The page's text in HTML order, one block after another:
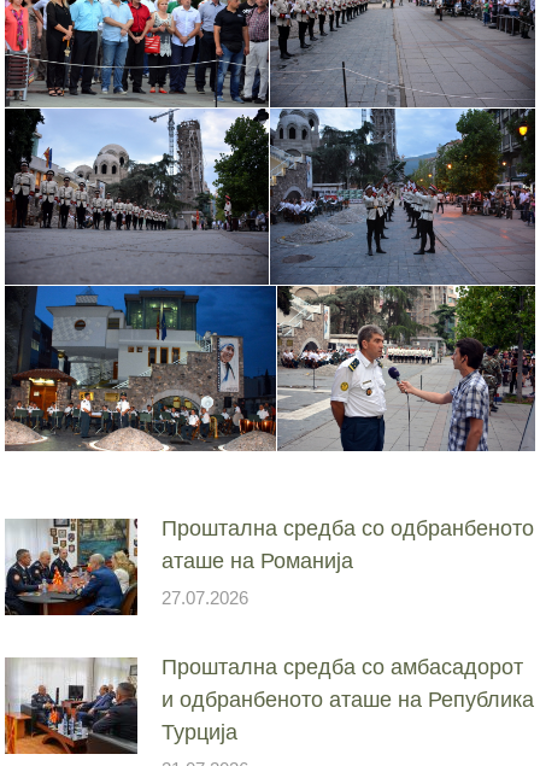
Проштална средба со одбранбеното
аташе на Романија
27.07.2026
Проштална средба со амбасадорот
и одбранбеното аташе на Република
Турција